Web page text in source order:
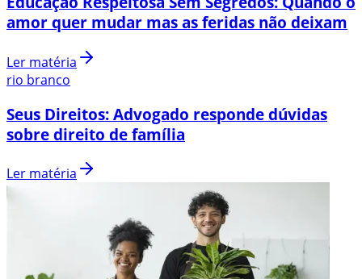
amor quer mudar mas as feridas não deixam
Ler matéria
rio branco
Seus Direitos: Advogado responde dúvidas
sobre direito de família
Ler matéria